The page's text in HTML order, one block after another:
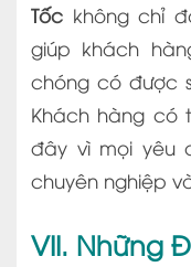
Tốc không chỉ
giúp khách
chóng có được
Khách hàng có
đây vì mọi yêu
chuyên nghiệp
VII. Những